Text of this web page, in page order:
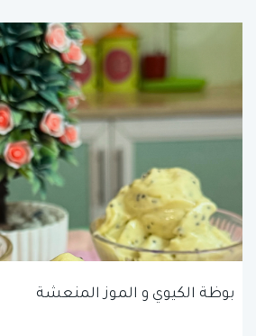
بوظة الكيوي و الموز المنعشة